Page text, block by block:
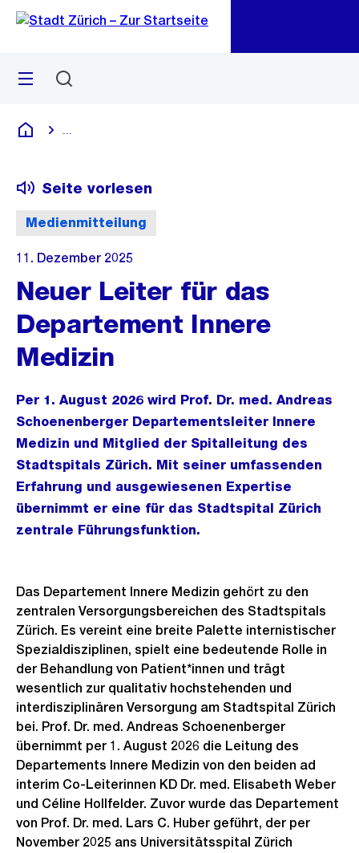
Navigation
Sprunglink
Menü
Deutsch
Medienmitteilung
Seite vorlesen
11. Dezember 2025
Neuer Leiter für das
Departement Innere
Medizin
Per 1. August 2026 wird Prof. Dr. med. Andreas
Schoenenberger Departementsleiter Innere
Medizin und Mitglied der Spitalleitung des
Stadtspitals Zürich. Mit seiner umfassenden
Erfahrung und ausgewiesenen Expertise
übernimmt er eine für das Stadtspital Zürich
zentrale Führungsfunktion.
Das Departement Innere Medizin gehört zu den
zentralen Versorgungsbereichen des Stadtspitals
Zürich. Es vereint eine breite Palette internistischer
Spezialdisziplinen, spielt eine bedeutende Rolle in
der Behandlung von Patient*innen und trägt
wesentlich zur qualitativ hochstehenden und
interdisziplinären Versorgung am Stadtspital Zürich
bei. Prof. Dr. med. Andreas Schoenenberger
übernimmt per 1. August 2026 die Leitung des
Departements Innere Medizin von den beiden ad
interim Co-Leiterinnen KD Dr. med. Elisabeth Weber
und Céline Hollfelder. Zuvor wurde das Departement
von Prof. Dr. med. Lars C. Huber geführt, der per
November 2025 ans Universitätsspital Zürich